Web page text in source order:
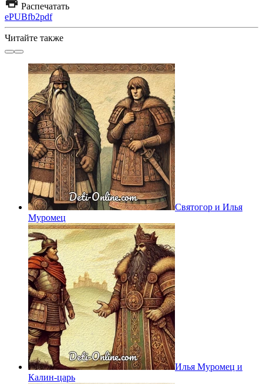
Распечатать
ePUBfb2pdf
Читайте также
Святогор и Илья
Муромец
Илья Муромец и
Калин-царь